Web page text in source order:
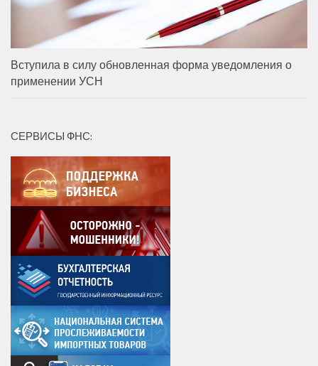
Вступила в силу обновленная форма уведомления о
применении УСН
СЕРВИСЫ ФНС: